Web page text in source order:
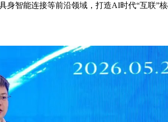
身智能连接等前沿领域，打造AI时代“互联”